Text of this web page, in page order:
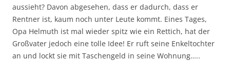
aussieht? Davon abgesehen, dass er dadurch, dass er
Rentner ist, kaum noch unter Leute kommt. Eines Tages,
Opa Helmuth ist mal wieder spitz wie ein Rettich, hat der
Großvater jedoch eine tolle Idee! Er ruft seine Enkeltochter
an und lockt sie mit Taschengeld in seine Wohnung…..